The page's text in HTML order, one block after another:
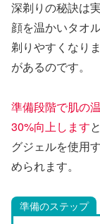
深剃りの秘訣は
顔を温かいタオ
剃りやすくなり
があるのです。
準備段階で肌の
30%向上します
グジェルを使用
められます。
準備のステップ